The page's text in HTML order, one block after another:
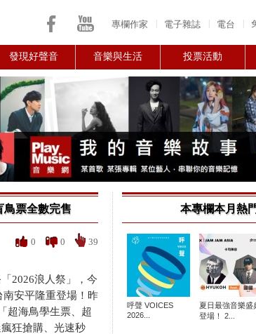
專欄作家 電子雜誌 電台
發現好聲音 音樂與生活 投票活動
鳥票全數完售
0 0 39
2026浪人祭」，今
南安平隆重登場！昨
超海鳥學生票、超
狂搶購、光速秒
本專欄本月熱
呼聲 VOICES
2026...
夏日最強音樂盛
登場！ 2...